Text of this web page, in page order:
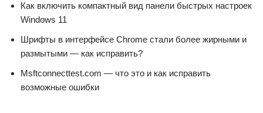
Как включить компактный вид панели быстрых настроек
Windows 11
Шрифты в интерфейсе Chrome стали более жирными и
размытыми — как исправить?
Msftconnecttest.com — что это и как исправить
возможные ошибки